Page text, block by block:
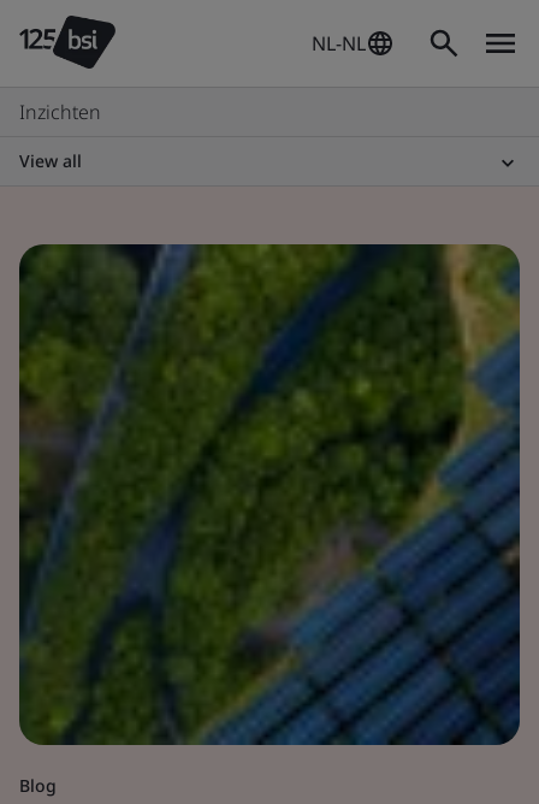
NL-NL
Inzichten
View all
Blog